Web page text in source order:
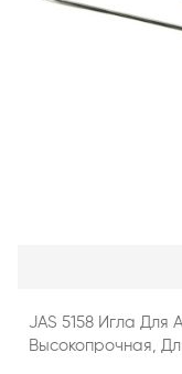
JAS 5158 Игла Для
Высокопрочная,